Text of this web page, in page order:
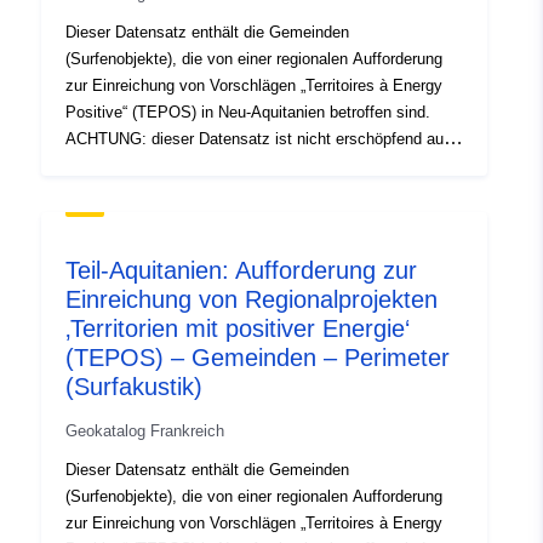
Dieser Datensatz enthält die Gemeinden
(Surfenobjekte), die von einer regionalen Aufforderung
zur Einreichung von Vorschlägen „Territoires à Energy
Positive“ (TEPOS) in Neu-Aquitanien betroffen sind.
ACHTUNG: dieser Datensatz ist nicht erschöpfend auf
Gebiet mit positiver Energie verfolgt das Ziel, den
Energieeffizienz so gering wie möglich zu halten und ihn
durch lokale erneuerbare Energien zu decken („100 %
erneuerbare Energien und mehr“). Die Vollendung der
Energiewende ist das erste Ende (konstituierende Rolle)
des Gebiets mit positiver Energie: Sie reagiert auf die
grundlegenden Herausforderungen des Klimawandels,
der Erschöpfung fossiler Ressourcen und der
Verringerung wichtiger industrieller Risiken in der
gesamten Region.
Teil-Aquitanien: Aufforderung zur
Einreichung von Regionalprojekten
‚Territorien mit positiver Energie‘
(TEPOS) – Gemeinden – Perimeter
(Surfakustik)
Geokatalog Frankreich
Dieser Datensatz enthält die Gemeinden
(Surfenobjekte), die von einer regionalen Aufforderung
zur Einreichung von Vorschlägen „Territoires à Energy